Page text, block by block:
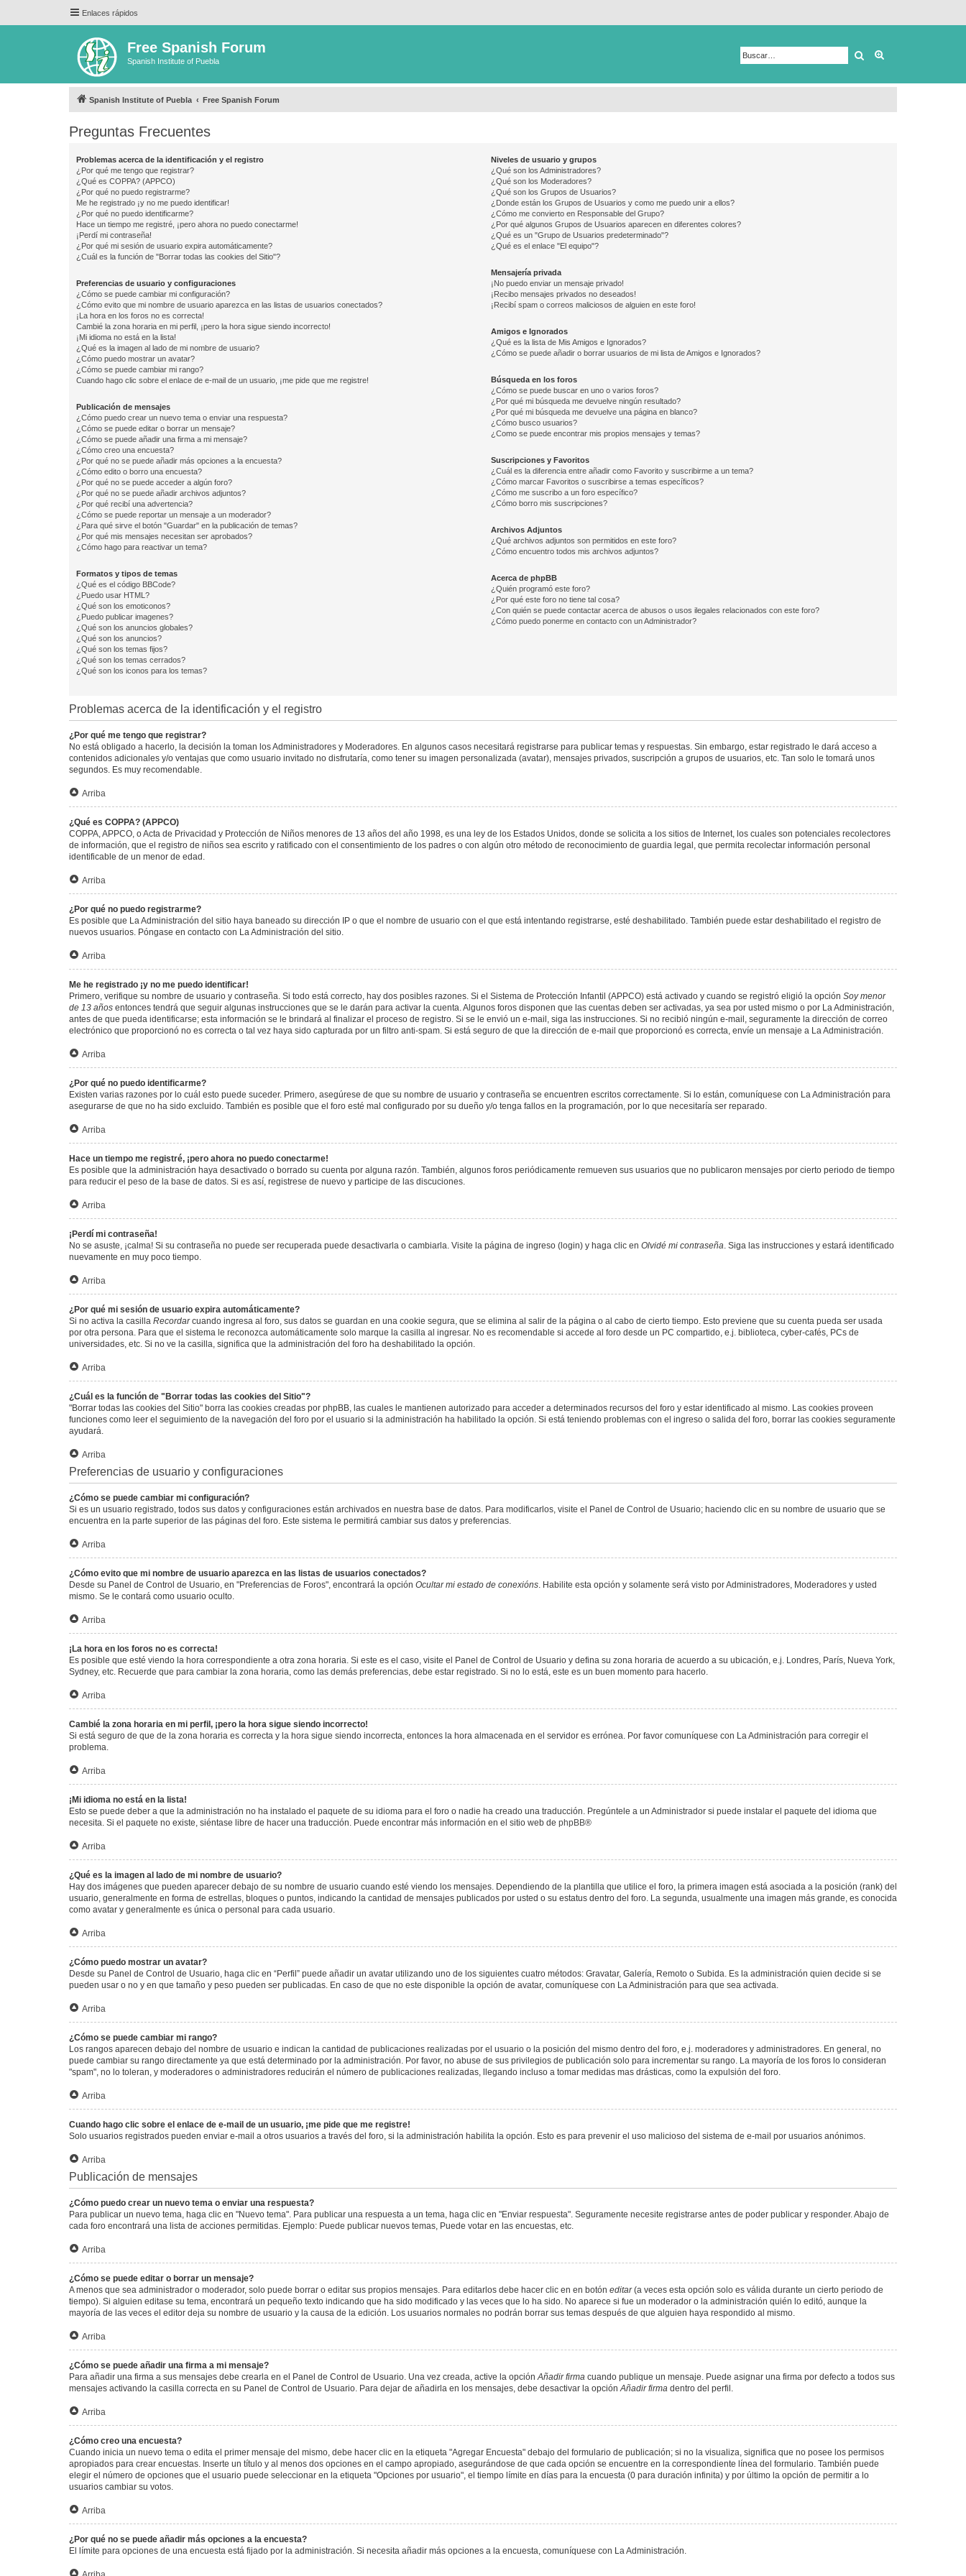
Enlaces rápidos
Free Spanish Forum
Spanish Institute of Puebla Buscar
Spanish Institute of Puebla Free Spanish Forum
Preguntas Frecuentes
Problemas acerca de la identificación y el registro
¿Por qué me tengo que registrar?
¿Qué es COPPA? (APPCO)
¿Por qué no puedo registrarme?
Me he registrado ¡y no me puedo identificar!
¿Por qué no puedo identificarme?
Hace un tiempo me registré, ¡pero ahora no puedo conectarme!
¡Perdí mi contraseña!
¿Por qué mi sesión de usuario expira automáticamente?
¿Cuál es la función de "Borrar todas las cookies del Sitio"?
Preferencias de usuario y configuraciones
¿Cómo se puede cambiar mi configuración?
¿Cómo evito que mi nombre de usuario aparezca en las listas de usuarios conectados?
¡La hora en los foros no es correcta!
Cambié la zona horaria en mi perfil, ¡pero la hora sigue siendo incorrecto!
¡Mi idioma no está en la lista!
¿Qué es la imagen al lado de mi nombre de usuario?
¿Cómo puedo mostrar un avatar?
¿Cómo se puede cambiar mi rango?
Cuando hago clic sobre el enlace de e-mail de un usuario, ¡me pide que me registre!
Publicación de mensajes
¿Cómo puedo crear un nuevo tema o enviar una respuesta?
¿Cómo se puede editar o borrar un mensaje?
¿Cómo se puede añadir una firma a mi mensaje?
¿Cómo creo una encuesta?
¿Por qué no se puede añadir más opciones a la encuesta?
¿Cómo edito o borro una encuesta?
¿Por qué no se puede acceder a algún foro?
¿Por qué no se puede añadir archivos adjuntos?
¿Por qué recibí una advertencia?
¿Cómo se puede reportar un mensaje a un moderador?
¿Para qué sirve el botón "Guardar" en la publicación de temas?
¿Por qué mis mensajes necesitan ser aprobados?
¿Cómo hago para reactivar un tema?
Formatos y tipos de temas
¿Qué es el código BBCode?
¿Puedo usar HTML?
¿Qué son los emoticonos?
¿Puedo publicar imagenes?
¿Qué son los anuncios globales?
¿Qué son los anuncios?
¿Qué son los temas fijos?
¿Qué son los temas cerrados?
¿Qué son los iconos para los temas?
Niveles de usuario y grupos
¿Qué son los Administradores?
¿Qué son los Moderadores?
¿Qué son los Grupos de Usuarios?
¿Donde están los Grupos de Usuarios y como me puedo unir a ellos?
¿Cómo me convierto en Responsable del Grupo?
¿Por qué algunos Grupos de Usuarios aparecen en diferentes colores?
¿Qué es un "Grupo de Usuarios predeterminado"?
¿Qué es el enlace "El equipo"?
Mensajería privada
¡No puedo enviar un mensaje privado!
¡Recibo mensajes privados no deseados!
¡Recibí spam o correos maliciosos de alguien en este foro!
Amigos e Ignorados
¿Qué es la lista de Mis Amigos e Ignorados?
¿Cómo se puede añadir o borrar usuarios de mi lista de Amigos e Ignorados?
Búsqueda en los foros
¿Cómo se puede buscar en uno o varios foros?
¿Por qué mi búsqueda me devuelve ningún resultado?
¿Por qué mi búsqueda me devuelve una página en blanco?
¿Cómo busco usuarios?
¿Como se puede encontrar mis propios mensajes y temas?
Suscripciones y Favoritos
¿Cuál es la diferencia entre añadir como Favorito y suscribirme a un tema?
¿Cómo marcar Favoritos o suscribirse a temas específicos?
¿Cómo me suscribo a un foro específico?
¿Cómo borro mis suscripciones?
Archivos Adjuntos
¿Qué archivos adjuntos son permitidos en este foro?
¿Cómo encuentro todos mis archivos adjuntos?
Acerca de phpBB
¿Quién programó este foro?
¿Por qué este foro no tiene tal cosa?
¿Con quién se puede contactar acerca de abusos o usos ilegales relacionados con este foro?
¿Cómo puedo ponerme en contacto con un Administrador?
Problemas acerca de la identificación y el registro
¿Por qué me tengo que registrar?
No está obligado a hacerlo, la decisión la toman los Administradores y Moderadores. En algunos casos necesitará registrarse para publicar temas y respuestas. Sin embargo, estar registrado le dará acceso a
contenidos adicionales y/o ventajas que como usuario invitado no disfrutaría, como tener su imagen personalizada (avatar), mensajes privados, suscripción a grupos de usuarios, etc. Tan solo le tomará unos
segundos. Es muy recomendable.
Arriba
¿Qué es COPPA? (APPCO)
COPPA, APPCO, o Acta de Privacidad y Protección de Niños menores de 13 años del año 1998, es una ley de los Estados Unidos, donde se solicita a los sitios de Internet, los cuales son potenciales recolectores
de información, que el registro de niños sea escrito y ratificado con el consentimiento de los padres o con algún otro método de reconocimiento de guardia legal, que permita recolectar información personal
identificable de un menor de edad.
Arriba
¿Por qué no puedo registrarme?
Es posible que La Administración del sitio haya baneado su dirección IP o que el nombre de usuario con el que está intentando registrarse, esté deshabilitado. También puede estar deshabilitado el registro de
nuevos usuarios. Póngase en contacto con La Administración del sitio.
Arriba
Me he registrado ¡y no me puedo identificar!
Primero, verifique su nombre de usuario y contraseña. Si todo está correcto, hay dos posibles razones. Si el Sistema de Protección Infantil (APPCO) está activado y cuando se registró eligió la opción Soy menor
de 13 años entonces tendrá que seguir algunas instrucciones que se le darán para activar la cuenta. Algunos foros disponen que las cuentas deben ser activadas, ya sea por usted mismo o por La Administración,
antes de que pueda identificarse; esta información se le brindará al finalizar el proceso de registro. Si se le envió un e-mail, siga las instrucciones. Si no recibió ningún e-mail, seguramente la dirección de correo
electrónico que proporcionó no es correcta o tal vez haya sido capturada por un filtro anti-spam. Si está seguro de que la dirección de e-mail que proporcionó es correcta, envíe un mensaje a La Administración.
Arriba
¿Por qué no puedo identificarme?
Existen varias razones por lo cuál esto puede suceder. Primero, asegúrese de que su nombre de usuario y contraseña se encuentren escritos correctamente. Si lo están, comuníquese con La Administración para
asegurarse de que no ha sido excluido. También es posible que el foro esté mal configurado por su dueño y/o tenga fallos en la programación, por lo que necesitaría ser reparado.
Arriba
Hace un tiempo me registré, ¡pero ahora no puedo conectarme!
Es posible que la administración haya desactivado o borrado su cuenta por alguna razón. También, algunos foros periódicamente remueven sus usuarios que no publicaron mensajes por cierto periodo de tiempo
para reducir el peso de la base de datos. Si es así, registrese de nuevo y participe de las discuciones.
Arriba
¡Perdí mi contraseña!
No se asuste, ¡calma! Si su contraseña no puede ser recuperada puede desactivarla o cambiarla. Visite la página de ingreso (login) y haga clic en Olvidé mi contraseña. Siga las instrucciones y estará identificado
nuevamente en muy poco tiempo.
Arriba
¿Por qué mi sesión de usuario expira automáticamente?
Si no activa la casilla Recordarcuando ingresa al foro, sus datos se guardan en una cookie segura, que se elimina al salir de la página o al cabo de cierto tiempo. Esto previene que su cuenta pueda ser usada
por otra persona. Para que el sistema le reconozca automáticamente solo marque la casilla al ingresar. No es recomendable si accede al foro desde un PC compartido, e.j. biblioteca, cyber-cafés, PCs de
universidades, etc. Si no ve la casilla, significa que la administración del foro ha deshabilitado la opción.
Arriba
¿Cuál es la función de "Borrar todas las cookies del Sitio"?
"Borrar todas las cookies del Sitio" borra las cookies creadas por phpBB, las cuales le mantienen autorizado para acceder a determinados recursos del foro y estar identificado al mismo. Las cookies proveen
funciones como leer el seguimiento de la navegación del foro por el usuario si la administración ha habilitado la opción. Si está teniendo problemas con el ingreso o salida del foro, borrar las cookies seguramente
ayudará.
Arriba
Preferencias de usuario y configuraciones
¿Cómo se puede cambiar mi configuración?
Si es un usuario registrado, todos sus datos y configuraciones están archivados en nuestra base de datos. Para modificarlos, visite el Panel de Control de Usuario; haciendo clic en su nombre de usuario que se
encuentra en la parte superior de las páginas del foro. Este sistema le permitirá cambiar sus datos y preferencias.
Arriba
¿Cómo evito que mi nombre de usuario aparezca en las listas de usuarios conectados?
Desde su Panel de Control de Usuario, en "Preferencias de Foros", encontrará la opción Ocultar mi estado de conexións. Habilite esta opción y solamente será visto por Administradores, Moderadores y usted
mismo. Se le contará como usuario oculto.
Arriba
¡La hora en los foros no es correcta!
Es posible que esté viendo la hora correspondiente a otra zona horaria. Si este es el caso, visite el Panel de Control de Usuario y defina su zona horaria de acuerdo a su ubicación, e.j. Londres, París, Nueva York,
Sydney, etc. Recuerde que para cambiar la zona horaria, como las demás preferencias, debe estar registrado. Si no lo está, este es un buen momento para hacerlo.
Arriba
Cambié la zona horaria en mi perfil, ¡pero la hora sigue siendo incorrecto!
Si está seguro de que de la zona horaria es correcta y la hora sigue siendo incorrecta, entonces la hora almacenada en el servidor es errónea. Por favor comuníquese con La Administración para corregir el
problema.
Arriba
¡Mi idioma no está en la lista!
Esto se puede deber a que la administración no ha instalado el paquete de su idioma para el foro o nadie ha creado una traducción. Pregúntele a un Administrador si puede instalar el paquete del idioma que
necesita. Si el paquete no existe, siéntase libre de hacer una traducción. Puede encontrar más información en el sitio web de phpBB®
Arriba
¿Qué es la imagen al lado de mi nombre de usuario?
Hay dos imágenes que pueden aparecer debajo de su nombre de usuario cuando esté viendo los mensajes. Dependiendo de la plantilla que utilice el foro, la primera imagen está asociada a la posición (rank) del
usuario, generalmente en forma de estrellas, bloques o puntos, indicando la cantidad de mensajes publicados por usted o su estatus dentro del foro. La segunda, usualmente una imagen más grande, es conocida
como avatar y generalmente es única o personal para cada usuario.
Arriba
¿Cómo puedo mostrar un avatar?
Desde su Panel de Control de Usuario, haga clic en “Perfil” puede añadir un avatar utilizando uno de los siguientes cuatro métodos: Gravatar, Galería, Remoto o Subida. Es la administración quien decide si se
pueden usar o no y en que tamaño y peso pueden ser publicadas. En caso de que no este disponible la opción de avatar, comuníquese con La Administración para que sea activada.
Arriba
¿Cómo se puede cambiar mi rango?
Los rangos aparecen debajo del nombre de usuario e indican la cantidad de publicaciones realizadas por el usuario o la posición del mismo dentro del foro, e.j. moderadores y administradores. En general, no
puede cambiar su rango directamente ya que está determinado por la administración. Por favor, no abuse de sus privilegios de publicación solo para incrementar su rango. La mayoría de los foros lo consideran
"spam", no lo toleran, y moderadores o administradores reducirán el número de publicaciones realizadas, llegando incluso a tomar medidas mas drásticas, como la expulsión del foro.
Arriba
Cuando hago clic sobre el enlace de e-mail de un usuario, ¡me pide que me registre!
Solo usuarios registrados pueden enviar e-mail a otros usuarios a través del foro, si la administración habilita la opción. Esto es para prevenir el uso malicioso del sistema de e-mail por usuarios anónimos.
Arriba
Publicación de mensajes
¿Cómo puedo crear un nuevo tema o enviar una respuesta?
Para publicar un nuevo tema, haga clic en "Nuevo tema". Para publicar una respuesta a un tema, haga clic en "Enviar respuesta". Seguramente necesite registrarse antes de poder publicar y responder. Abajo de
cada foro encontrará una lista de acciones permitidas. Ejemplo: Puede publicar nuevos temas, Puede votar en las encuestas, etc.
Arriba
¿Cómo se puede editar o borrar un mensaje?
A menos que sea administrador o moderador, solo puede borrar o editar sus propios mensajes. Para editarlos debe hacer clic en en botón editar(a veces esta opción solo es válida durante un cierto periodo de
tiempo). Si alguien editase su tema, encontrará un pequeño texto indicando que ha sido modificado y las veces que lo ha sido. No aparece si fue un moderador o la administración quién lo editó, aunque la
mayoría de las veces el editor deja su nombre de usuario y la causa de la edición. Los usuarios normales no podrán borrar sus temas después de que alguien haya respondido al mismo.
Arriba
¿Cómo se puede añadir una firma a mi mensaje?
Para añadir una firma a sus mensajes debe crearla en el Panel de Control de Usuario. Una vez creada, active la opciónAñadir firma cuando publique un mensaje. Puede asignar una firma por defecto a todos sus
mensajes activando la casilla correcta en su Panel de Control de Usuario. Para dejar de añadirla en los mensajes, debe desactivar la opciónAñadir firma dentro del perfil.
Arriba
¿Cómo creo una encuesta?
Cuando inicia un nuevo tema o edita el primer mensaje del mismo, debe hacer clic en la etiqueta "Agregar Encuesta" debajo del formulario de publicación; si no la visualiza, significa que no posee los permisos
apropiados para crear encuestas. Inserte un título y al menos dos opciones en el campo apropiado, asegurándose de que cada opción se encuentre en la correspondiente línea del formulario. También puede
elegir el número de opciones que el usuario puede seleccionar en la etiqueta "Opciones por usuario", el tiempo límite en días para la encuesta (0 para duración infinita) y por último la opción de permitir a lo
usuarios cambiar su votos.
Arriba
¿Por qué no se puede añadir más opciones a la encuesta?
El límite para opciones de una encuesta está fijado por la administración. Si necesita añadir más opciones a la encuesta, comuníquese con La Administración.